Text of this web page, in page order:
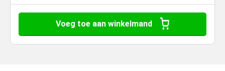
Voeg toe aan winkelmand